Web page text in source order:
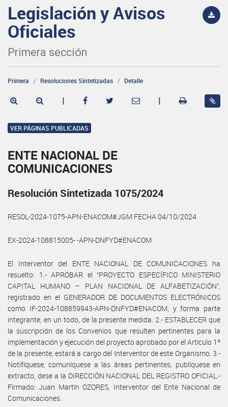
Legislación y Avisos
Oficiales
Primera sección
Primera Resoluciones Sintetizadas Detalle
| |
VER PÁGINAS PUBLICADAS
ENTE NACIONAL DE
COMUNICACIONES
Resolución Sintetizada 1075/2024
RESOL-2024-1075-APN-ENACOM#JGM FECHA 04/10/2024
EX-2024-108815005- -APN-DNFYD#ENACOM
El Interventor del ENTE NACIONAL DE COMUNICACIONES ha
resuelto: 1.- APROBAR el “PROYECTO ESPECÍFICO MINISTERIO
CAPITAL HUMANO – PLAN NACIONAL DE ALFABETIZACIÓN”,
registrado en el GENERADOR DE DOCUMENTOS ELECTRÓNICOS
como IF-2024-108859943-APN-DNFYD#ENACOM, y forma parte
integrante, en un todo, de la presente medida. 2.- ESTABLECER que
la suscripción de los Convenios que resulten pertinentes para la
implementación y ejecución del proyecto aprobado por el Artículo 1º
de la presente, estará a cargo del Interventor de este Organismo. 3.-
Notifíquese, comuníquese a las áreas pertinentes, publíquese en
extracto, dese a la DIRECCIÓN NACIONAL DEL REGISTRO OFICIAL.-
Firmado: Juan Martín OZORES, Interventor del Ente Nacional de
Comunicaciones.